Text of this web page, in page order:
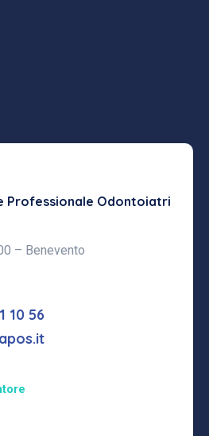
Professionale Odontoiatri
– Benevento
10 56